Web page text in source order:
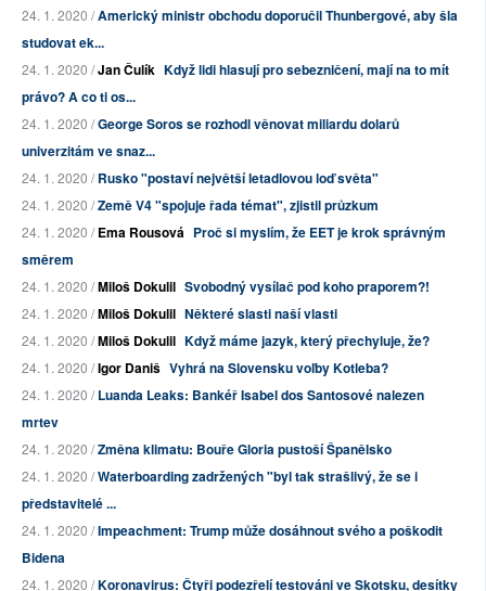
24. 1. 2020 /Americký ministr obchodu doporučil Thunbergové, aby šla
studovat ek...
24. 1. 2020 /Jan Čulík Když lidi hlasují pro sebezničení, mají na to mít
právo? A co ti os...
24. 1. 2020 /George Soros se rozhodl věnovat miliardu dolarů
univerzitám ve snaz...
24. 1. 2020 /Rusko "postaví největší letadlovou loď světa"
24. 1. 2020 /Země V4 "spojuje řada témat", zjistil průzkum
24. 1. 2020 /Ema Rousová Proč si myslím, že EET je krok správným
směrem
24. 1. 2020 /Miloš Dokulil Svobodný vysílač pod koho praporem?!
24. 1. 2020 /Miloš Dokulil Některé slasti naší vlasti
24. 1. 2020 /Miloš Dokulil Když máme jazyk, který přechyluje, že?
24. 1. 2020 /Igor Daniš Vyhrá na Slovensku voľby Kotleba?
24. 1. 2020 /Luanda Leaks: Bankéř Isabel dos Santosové nalezen
mrtev
24. 1. 2020 /Změna klimatu: Bouře Gloria pustoší Španělsko
24. 1. 2020 /Waterboarding zadržených "byl tak strašlivý, že se i
představitelé ...
24. 1. 2020 /Impeachment: Trump může dosáhnout svého a poškodit
Bidena
24. 1. 2020 /Koronavirus: Čtyři podezřelí testováni ve Skotsku, desítky